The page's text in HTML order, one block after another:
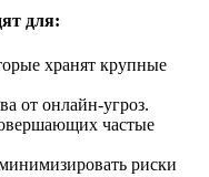
для:
хранят крупные
от онлайн-угроз.
частые
риски